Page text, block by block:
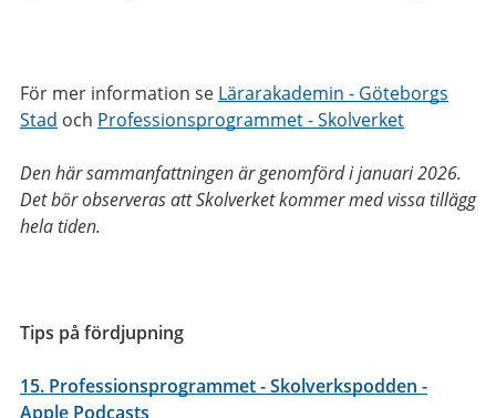
För mer information se Lärarakademin - Göteborgs
Stad och Professionsprogrammet - Skolverket
Den här sammanfattningen är genomförd i januari 2026.
Det bör observeras att Skolverket kommer med vissa tillägg
hela tiden.
Tips på fördjupning
15. Professionsprogrammet - Skolverkspodden -
Apple Podcasts